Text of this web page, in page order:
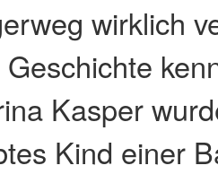
wirklich
Kasper
Kind einer